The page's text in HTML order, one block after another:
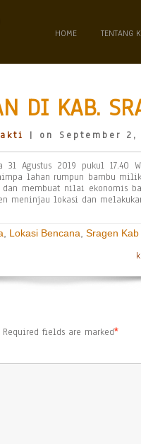
HOME TENTANG
DI KAB.
| on September 2,
Agustus 2019 pukul 17.40
lahan rumpun bambu
membuat nilai ekonomis
meninjau lokasi dan
Lokasi Bencana Sragen Kab
Required fields are marked*